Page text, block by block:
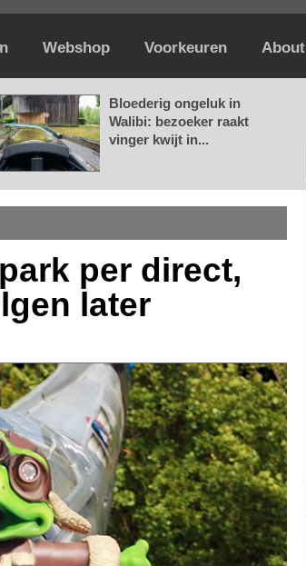
Webshop Voorkeuren About
Bloederig ongeluk in
Walibi: bezoeker raakt
vinger kwijt in...
per direct,
later